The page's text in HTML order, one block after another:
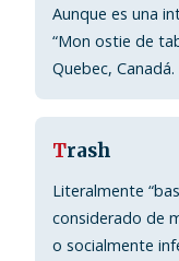
Aunque es una
“Mon ostie de
Quebec, Canadá.
Trash
Literalmente
considerado de
o socialmente